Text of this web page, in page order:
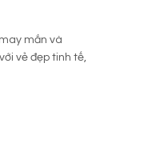
mắn và
vẻ đẹp tinh tế,